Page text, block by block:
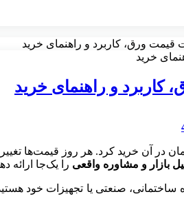
قیمت ورق، کاربرد و راهنمای خرید
کاربرد و راهنمای خرید
در آن خرید کرد. هر روز قیمت‌ها
بازار و مشاوره واقعی را یک‌جا ارائه
صنعتی یا تجهیزات خود